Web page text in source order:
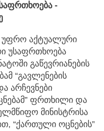
-
აქტუალური
უსაფრთხოება
გაწევრიანების
“გავლენების
არჩევნები
ფრთხილი და
მინისტრისა
“ქართული ოცნების”